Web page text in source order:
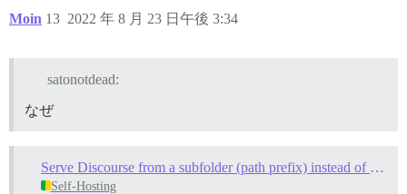
Moin 2022 年 8 月 23 日午後 3:34
13
satonotdead:
なぜ
Serve Discourse from a subfolder (path prefix) instead of a subdomain
Self-Hosting